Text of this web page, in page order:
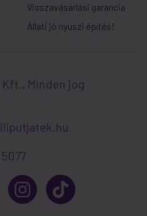
Visszavásárlási garancia
Állati jó nyuszi építés!
Minden jog